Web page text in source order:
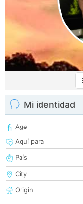
Mi identidad
Age
Aquí para
País
City
Origin